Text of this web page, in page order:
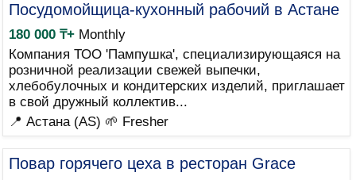
Посудомойщица-кухонный рабочий в Астане
180 000 ₸+Monthly
Компания ТОО 'Пампушка', специализирующаяся на
розничной реализации свежей выпечки,
хлебобулочных и кондитерских изделий, приглашает
в свой дружный коллектив...
📍 Астана (AS) 🌱 Fresher
Повар горячего цеха в ресторан Grace